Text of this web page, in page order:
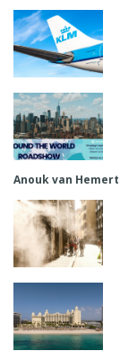
Anouk van Hemert